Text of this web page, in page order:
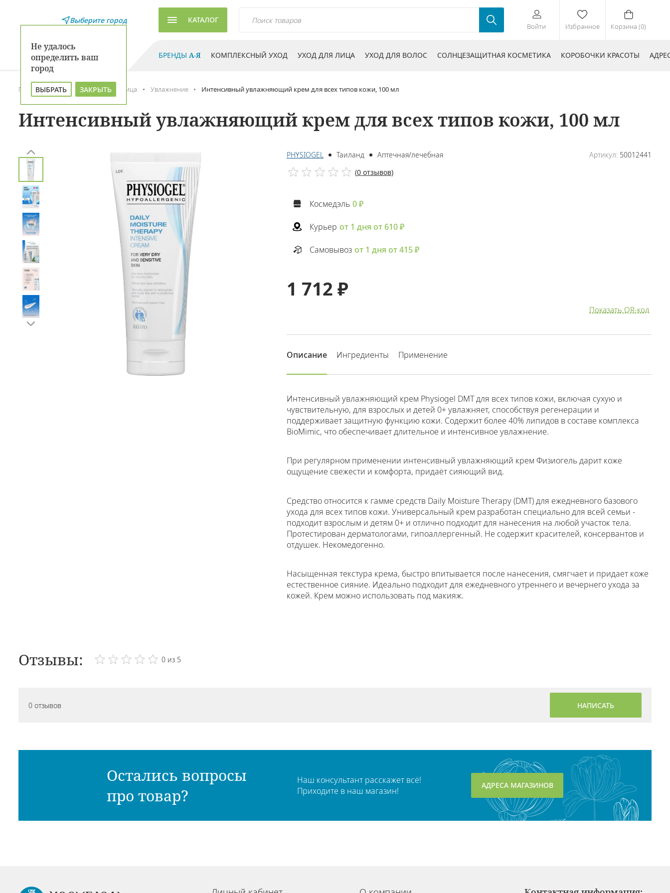
Выберите город
Не удалось
определить ваш
город
ВЫБРАТЬ ЗАКРЫТЬ
КАТАЛОГ
Войти Избранное Корзина (0)
БРЕНДЫ А-Я КОМПЛЕКСНЫЙ УХОД УХОД ДЛЯ ЛИЦА УХОД ДЛЯ ВОЛОС СОЛНЦЕЗАЩИТНАЯ КОСМЕТИКА КОРОБОЧКИ КРАСОТЫ
Главная Каталог Уход для лица Увлажнение Интенсивный увлажняющий крем для всех типов кожи, 100 мл
Интенсивный увлажняющий крем для всех типов кожи, 100 мл
PHYSIOGEL Таиланд Аптечная/лечебная Артикул: 50012441
(0 отзывов)
Космедэль 0 ₽
Курьер от 1 дня от 610 ₽
Самовывоз от 1 дня от 415 ₽
1 712 ₽
Показать QR-код
Описание Ингредиенты Применение
Интенсивный увлажняющий крем Physiogel DMT для всех типов кожи, включая сухую и
чувствительную, для взрослых и детей 0+ увлажняет, способствуя регенерации и
поддерживает защитную функцию кожи. Содержит более 40% липидов в составе комплекса
BioMimic, что обеспечивает длительное и интенсивное увлажнение.
При регулярном применении интенсивный увлажняющий крем Физиогель дарит коже
ощущение свежести и комфорта, придаёт сияющий вид.
Средство относится к гамме средств Daily Moisture Therapy (DMT) для ежедневного базового
ухода для всех типов кожи. Универсальный крем разработан специально для всей семьи -
подходит взрослым и детям 0+ и отлично подходит для нанесения на любой участок тела.
Протестирован дерматологами, гипоаллергенный. Не содержит красителей, консервантов и
отдушек. Некомедогенно.
Насыщенная текстура крема, быстро впитывается после нанесения, смягчает и придает коже
естественное сияние. Идеально подходит для ежедневного утреннего и вечернего ухода за
кожей. Крем можно использовать под макияж.
Отзывы: 0 из 5
0 отзывов НАПИСАТЬ
Остались вопросы
про товар?
Наш консультант расскажет всё!
Приходите в наш магазин!
АДРЕСА МАГАЗИНОВ